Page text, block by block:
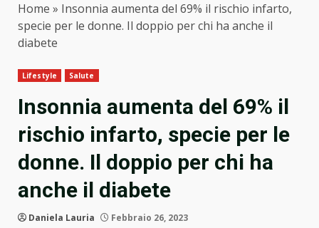
Home » Insonnia aumenta del 69% il rischio infarto,
specie per le donne. Il doppio per chi ha anche il
diabete
Lifestyle Salute
Insonnia aumenta del 69% il
rischio infarto, specie per le
donne. Il doppio per chi ha
anche il diabete
Daniela Lauria Febbraio 26, 2023